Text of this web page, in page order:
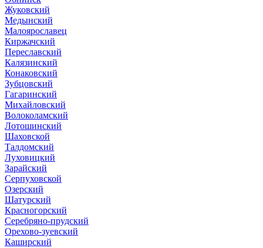
Жуковский
Медынский
Малоярославец
Киржачский
Переславский
Калязинский
Конаковский
Зубцовский
Гагаринский
Михайловский
Волоколамский
Лотошинский
Шаховской
Талдомский
Луховицкий
Зарайский
Серпуховской
Озерский
Шатурский
Красногорский
Серебряно-прудский
Орехово-зуевский
Каширский